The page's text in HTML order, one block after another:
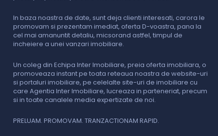
In baza noastra de date, sunt deja clienti interesati, carora le
promovam si prezentam imediat, oferta D-voastra, pana la
cel mai amanuntit detaliu, micsorand astfel, timpul de
incheiere a unei vanzari imobiliare.
Un coleg din Echipa Inter Imobiliare, preia oferta imobiliara, o
promoveaza instant pe toata reteaua noastra de website-uri
si portaluri imobiliare, pe celelalte site-uri de imobiliare cu
care Agentia Inter Imobiliare, lucreaza in parteneriat, precum
si in toate canalele media expertizate de noi.
PRELUAM. PROMOVAM. TRANZACTIONAM RAPID.